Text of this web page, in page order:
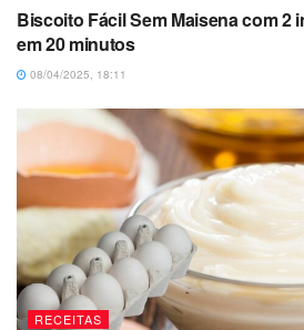
Biscoito Fácil Sem Maisena com 2
em 20 minutos
08/04/2025, 18:11
RECEITAS